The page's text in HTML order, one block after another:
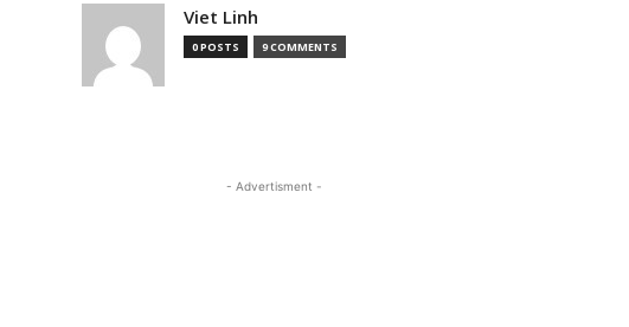
Viet Linh
0 POSTS 9 COMMENTS
- Advertisment -